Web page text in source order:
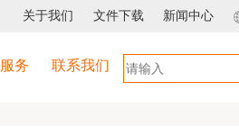
关于我们 文件下载 新闻中心
务 联系我们